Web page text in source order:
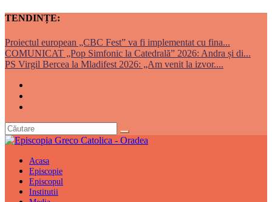
TENDINȚE:
Proiectul european „CBC Fest” va fi implementat cu fina...
COMUNICAT „Pop Simfonic la Catedrală” 2026: Andra și di...
PS Virgil Bercea la Mladifest 2026: „Am venit la izvor....
Acasa
Episcopie
Episcopul
Institutii